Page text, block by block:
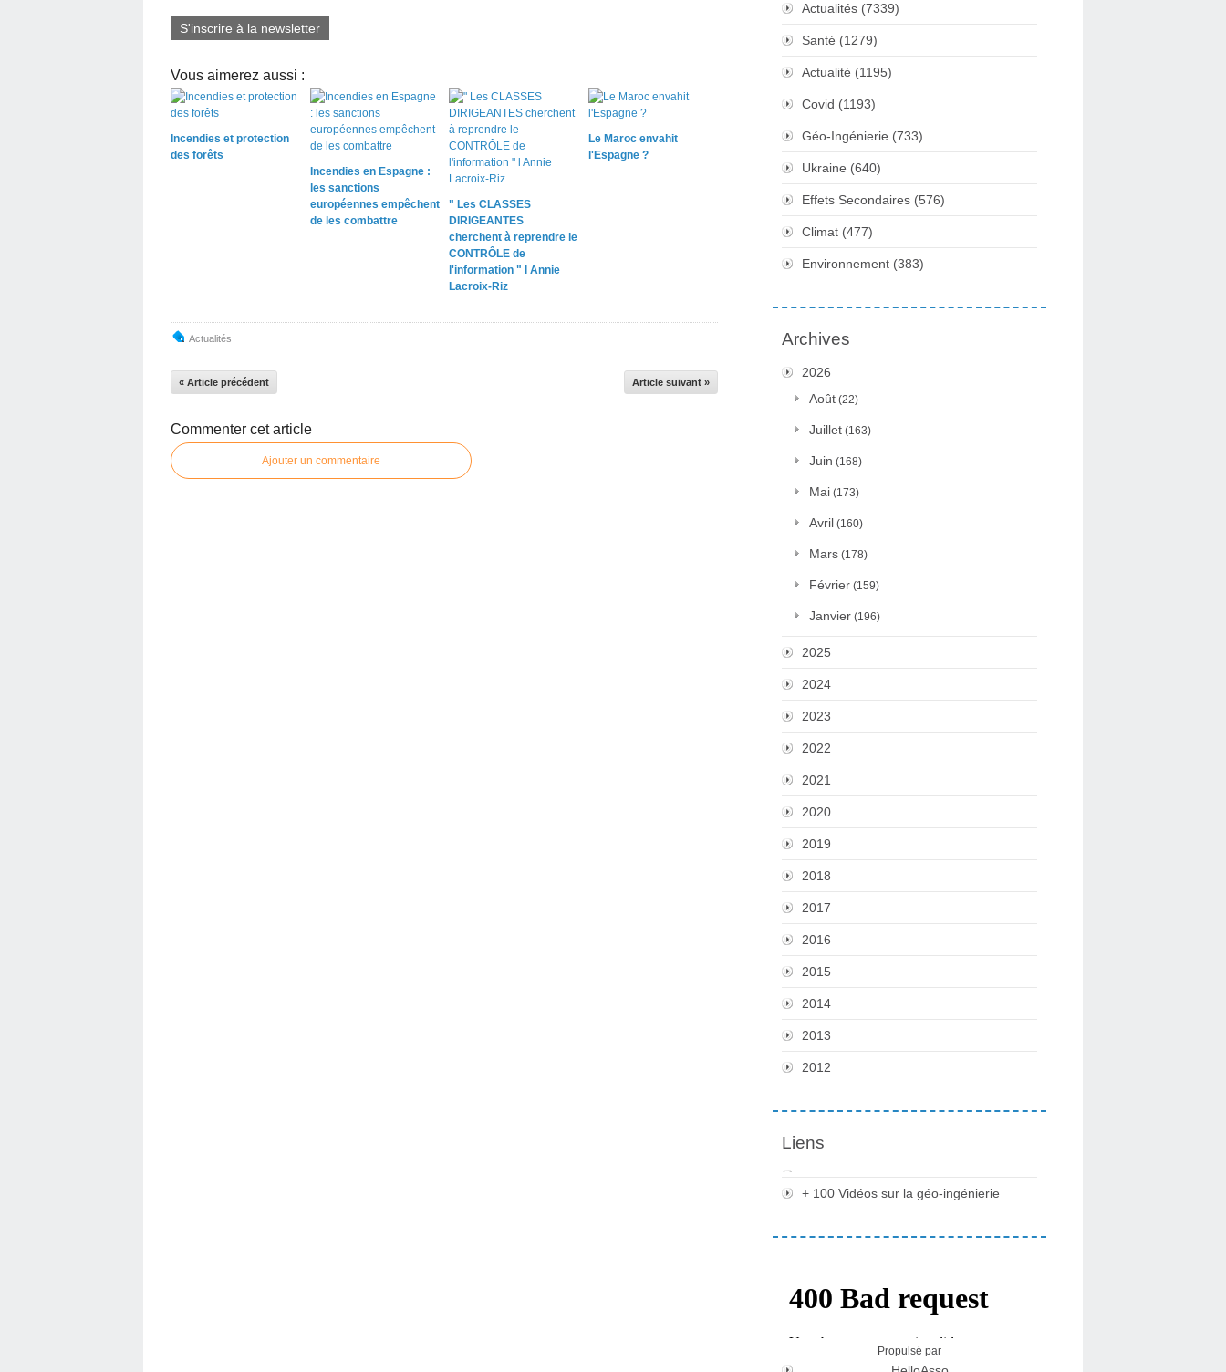
S'inscrire à la newsletter
Vous aimerez aussi :
Incendies et protection
des forêts
Incendies en Espagne :
les sanctions
européennes empêchent
de les combattre
" Les CLASSES
DIRIGEANTES
cherchent à reprendre le
CONTRÔLE de
l'information " l Annie
Lacroix-Riz
Le Maroc envahit
l'Espagne ?
Actualités
« Article précédent Article suivant »
Commenter cet article
Ajouter un commentaire
Actualités (7339)
Santé (1279)
Actualité (1195)
Covid (1193)
Géo-Ingénierie (733)
Ukraine (640)
Effets Secondaires (576)
Climat (477)
Environnement (383)
Archives
2026
Août (22)
Juillet (163)
Juin (168)
Mai (173)
Avril (160)
Mars (178)
Février (159)
Janvier (196)
2025
2024
2023
2022
2021
2020
2019
2018
2017
2016
2015
2014
2013
2012
Liens
+ 100 Vidéos sur la géo-ingénierie
Propulsé par